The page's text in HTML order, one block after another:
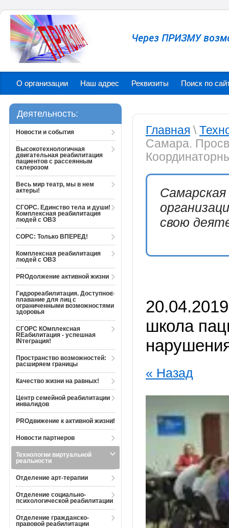
Через ПРИЗМУ
О организации Наш адрес Реквизиты Поиск по
Деятельность:
Новости и события
Высокотехнологичная
двигательная реабилитация
пациентов с рассеянным
склерозом
Весь мир театр, мы в нем
актеры!
СГОРС. Единство тела и души!
Комплексная реабилитация
людей с ОВЗ
СОРС: Только ВПЕРЕД!
Комплексная реабилитация
людей с ОВЗ
PROдолжение активной жизни
Гидрореабилитация. Доступное
плавание для лиц с
ограниченными возможностями
здоровья
СГОРС КОмплексная
REабилитация - успешная
INтеграция!
Пространство возможностей:
расширяем границы
Качество жизни на равных!
Центр семейной реабилитации
инвалидов
PROдвижение к активной жизни!
Новости партнеров
Технологии виртуальной
реальности
Отделение арт-терапии
Отделение социально-
психологической реабилитации
Отделение гражданско-
правовой реабилитации
Главная \
Самара.
свою
школа
« Назад